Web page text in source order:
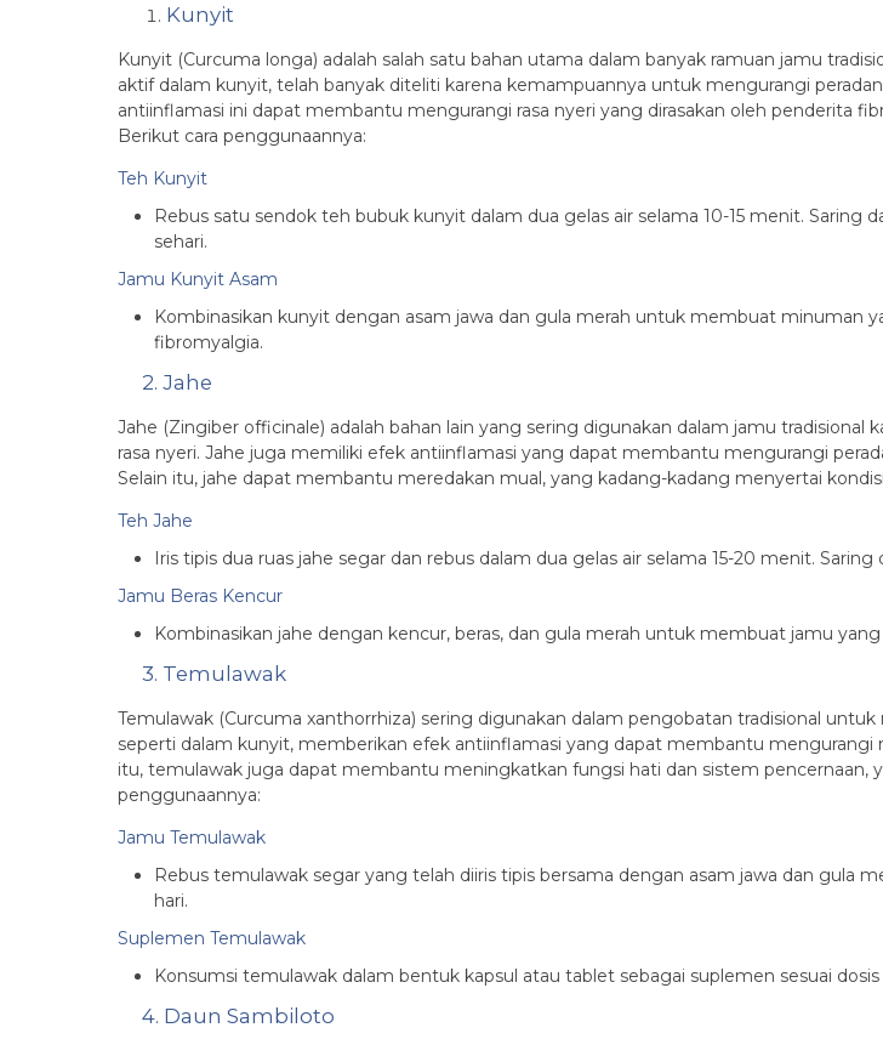
Kunyit
Kunyit (Curcuma longa) adalah salah satu bahan utama dalam banyak ramuan jamu
aktif dalam kunyit, telah banyak diteliti karena kemampuannya untuk mengurangi
antiinflamasi ini dapat membantu mengurangi rasa nyeri yang dirasakan oleh penderita
Berikut cara penggunaannya:
Teh Kunyit
Rebus satu sendok teh bubuk kunyit dalam dua gelas air selama 10-15 menit.
sehari.
Jamu Kunyit Asam
Kombinasikan kunyit dengan asam jawa dan gula merah untuk membuat minuman
fibromyalgia.
2. Jahe
Jahe (Zingiber officinale) adalah bahan lain yang sering digunakan dalam jamu
rasa nyeri. Jahe juga memiliki efek antiinflamasi yang dapat membantu mengurangi
Selain itu, jahe dapat membantu meredakan mual, yang kadang-kadang menyertai
Teh Jahe
Iris tipis dua ruas jahe segar dan rebus dalam dua gelas air selama 15-20 menit.
Jamu Beras Kencur
Kombinasikan jahe dengan kencur, beras, dan gula merah untuk membuat jamu
3. Temulawak
Temulawak (Curcuma xanthorrhiza) sering digunakan dalam pengobatan tradisional
seperti dalam kunyit, memberikan efek antiinflamasi yang dapat membantu
itu, temulawak juga dapat membantu meningkatkan fungsi hati dan sistem pencernaan,
penggunaannya:
Jamu Temulawak
Rebus temulawak segar yang telah diiris tipis bersama dengan asam jawa dan gula
hari.
Suplemen Temulawak
Konsumsi temulawak dalam bentuk kapsul atau tablet sebagai suplemen sesuai dosis
4. Daun Sambiloto